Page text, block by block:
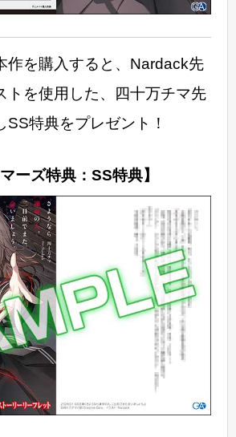
作を購入すると、Nardack先
トを使用した、四十万チマ先
SS特典をプレゼント！
マーズ特典：SS特典】